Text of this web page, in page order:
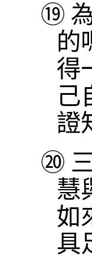
⑲
的
得
己
證
⑳
慧
如
具